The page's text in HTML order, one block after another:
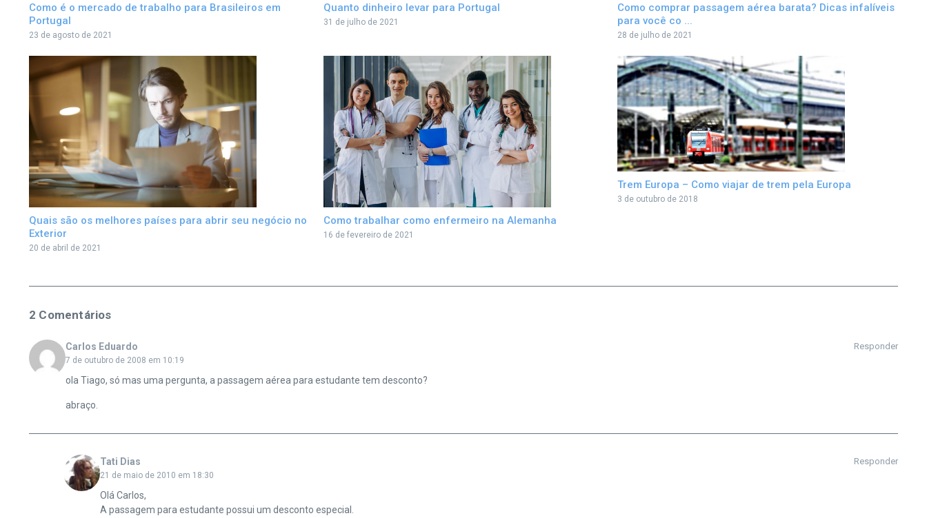
Como é o mercado de trabalho para Brasileiros em
Portugal
23 de agosto de 2021
Quanto dinheiro levar para Portugal
31 de julho de 2021
Como comprar passagem aérea barata? Dicas infalíveis
para você co ...
28 de julho de 2021
Quais são os melhores países para abrir seu negócio no
Exterior
20 de abril de 2021
Como trabalhar como enfermeiro na Alemanha
16 de fevereiro de 2021
Trem Europa – Como viajar de trem pela Europa
3 de outubro de 2018
2 Comentários
Carlos Eduardo
7 de outubro de 2008 em 10:19
Responder
ola Tiago, só mas uma pergunta, a passagem aérea para estudante tem desconto?
abraço.
Tati Dias
21 de maio de 2010 em 18:30
Responder
Olá Carlos,
A passagem para estudante possui um desconto especial.